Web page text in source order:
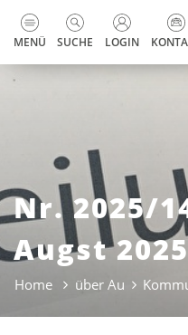
zur Startseite
Direkt zur
Direkt zum Inhalt
Direkt zur Suche
Direkt zum
MENÜ SUCHE LOGIN
Nr. 2025/
Augst 2025
Home über Au